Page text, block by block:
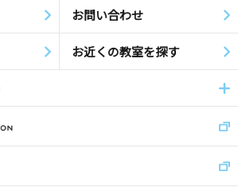
お問い合わせ
お近くの教室を探す